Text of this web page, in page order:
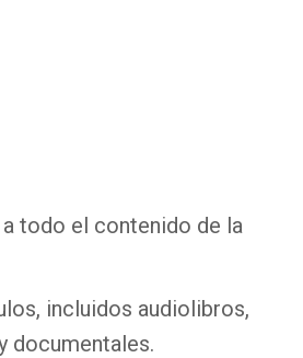
todo el contenido de la
incluidos audiolibros,
documentales.